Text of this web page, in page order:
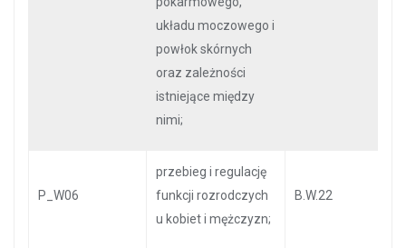
układu moczowego i
powłok skórnych
oraz zależności
istniejące między
nimi;
P_W06
przebieg i regulację
funkcji rozrodczych
u kobiet i mężczyzn;
B.W.22